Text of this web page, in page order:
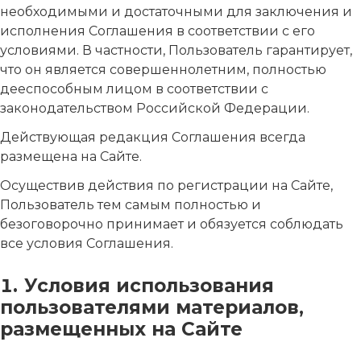
необходимыми и достаточными для заключения и
исполнения Соглашения в соответствии с его
условиями. В частности, Пользователь гарантирует,
что он является совершеннолетним, полностью
дееспособным лицом в соответствии с
законодательством Российской Федерации.
Действующая редакция Соглашения всегда
размещена на Сайте.
Осуществив действия по регистрации на Сайте,
Пользователь тем самым полностью и
безоговорочно принимает и обязуется соблюдать
все условия Соглашения.
Условия использования
пользователями материалов,
размещенных на Сайте